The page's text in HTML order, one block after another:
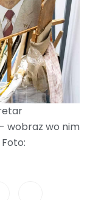
wobraz wo nim